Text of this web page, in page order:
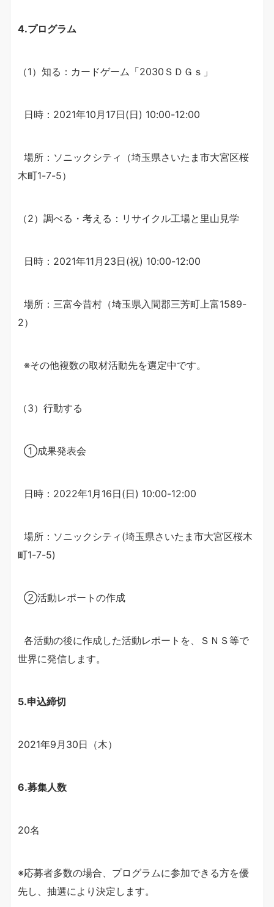
4.プログラム
（1）知る：カードゲーム「2030ＳＤＧｓ」
日時：2021年10月17日(日) 10:00-12:00
場所：ソニックシティ（埼玉県さいたま市大宮区桜
木町1-7-5）
（2）調べる・考える：リサイクル工場と里山見学
日時：2021年11月23日(祝) 10:00-12:00
場所：三富今昔村（埼玉県入間郡三芳町上富1589-
2）
※その他複数の取材活動先を選定中です。
（3）行動する
①成果発表会
日時：2022年1月16日(日) 10:00-12:00
場所：ソニックシティ(埼玉県さいたま市大宮区桜木
町1-7-5)
②活動レポートの作成
各活動の後に作成した活動レポートを、ＳＮＳ等で
世界に発信します。
5.申込締切
2021年9月30日（木）
6.募集人数
20名
※応募者多数の場合、プログラムに参加できる方を優
先し、抽選により決定します。